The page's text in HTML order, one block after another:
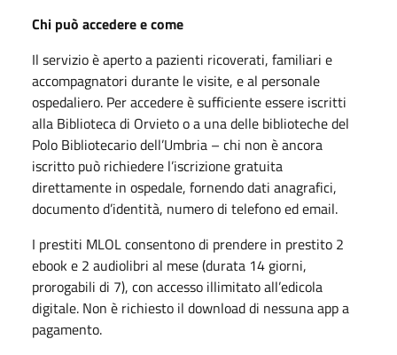
Chi può accedere e come
Il servizio è aperto a pazienti ricoverati, familiari e
accompagnatori durante le visite, e al personale
ospedaliero. Per accedere è sufficiente essere iscritti
alla Biblioteca di Orvieto o a una delle biblioteche del
Polo Bibliotecario dell’Umbria – chi non è ancora
iscritto può richiedere l’iscrizione gratuita
direttamente in ospedale, fornendo dati anagrafici,
documento d’identità, numero di telefono ed email.
I prestiti MLOL consentono di prendere in prestito 2
ebook e 2 audiolibri al mese (durata 14 giorni,
prorogabili di 7), con accesso illimitato all’edicola
digitale. Non è richiesto il download di nessuna app a
pagamento.